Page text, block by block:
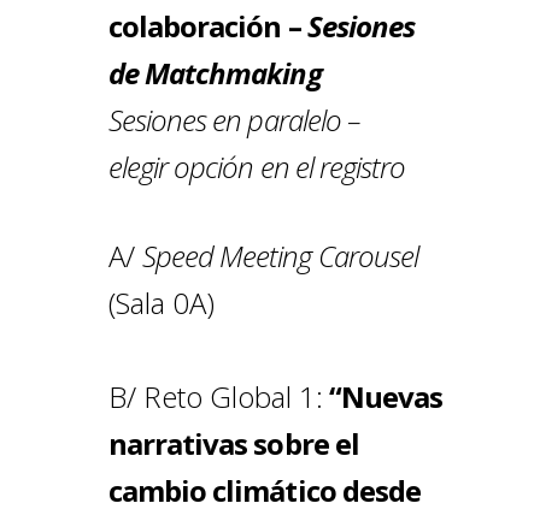
colaboración –Sesiones
de Matchmaking
Sesiones en paralelo –
elegir opción en el registro
A/Speed Meeting Carousel
(Sala 0A)
B/ Reto Global 1: “Nuevas
narrativas sobre el
cambio climático desde